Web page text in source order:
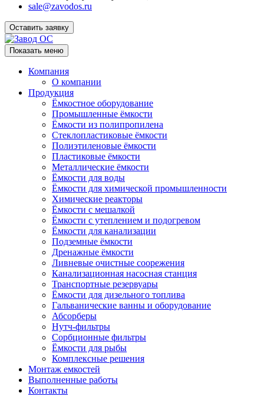
sale@zavodos.ru
Оставить заявку
Показать меню
Компания
О компании
Продукция
Ёмкостное оборудование
Промышленные ёмкости
Ёмкости из полипропилена
Стеклопластиковые ёмкости
Полиэтиленовые ёмкости
Пластиковые ёмкости
Металлические ёмкости
Ёмкости для воды
Ёмкости для химической промышленности
Химические реакторы
Ёмкости с мешалкой
Ёмкости с утеплением и подогревом
Ёмкости для канализации
Подземные ёмкости
Дренажные ёмкости
Ливневые очистные соорежения
Канализационная насосная станция
Транспортные резервуары
Ёмкости для дизельного топлива
Гальванические ванны и оборудование
Абсорберы
Нутч-фильтры
Сорбционные фильтры
Ёмкости для рыбы
Комплексные решения
Монтаж емкостей
Выполненные работы
Контакты